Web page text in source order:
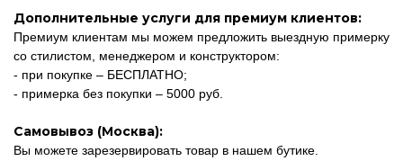
Дополнительные услуги для премиум клиентов:
Премиум клиентам мы можем предложить выездную примерку
со стилистом, менеджером и конструктором:
- при покупке – БЕСПЛАТНО;
- примерка без покупки – 5000 руб.
Самовывоз (Москва):
Вы можете зарезервировать товар в нашем бутике.